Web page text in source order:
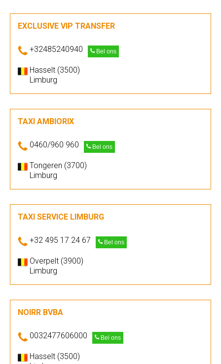
EXCLUSIVE VIP TRANSFER
+32485240940 Bel ons
Hasselt (3500)
Limburg
TAXI AMBIORIX
0460/960 960 Bel ons
Tongeren (3700)
Limburg
TAXI SERVICE LIMBURG
+32 495 17 24 67 Bel ons
Overpelt (3900)
Limburg
NOIRR BVBA
0032477606000 Bel ons
Hasselt (3500)